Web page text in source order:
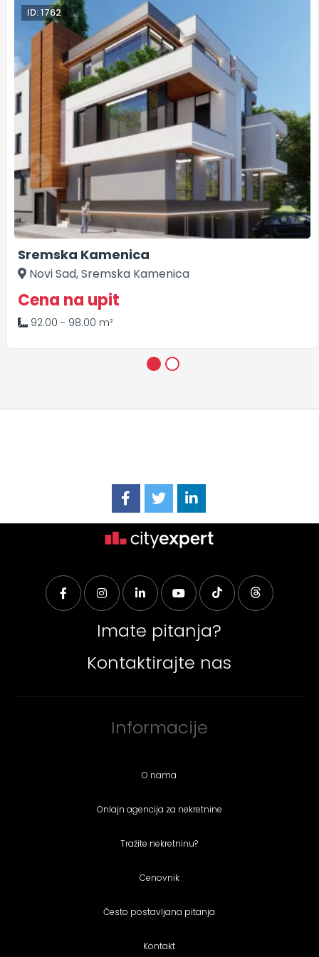
ID: 1762
Sremska Kamenica
Novi Sad, Sremska Kamenica
Cena na upit
92.00 - 98.00 m²
2
Imate pitanja?
Kontaktirajte nas
Informacije
O nama
Onlajn agencija za nekretnine
Tražite nekretninu?
Cenovnik
Često postavljana pitanja
Kontakt